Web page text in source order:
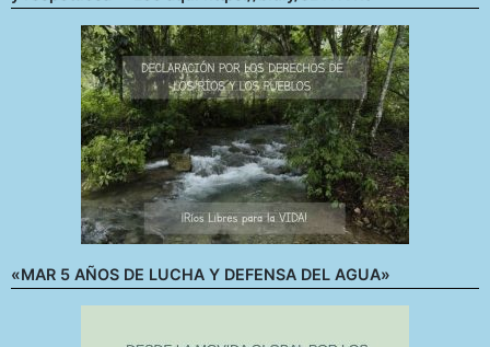
«MAR 5 AÑOS DE LUCHA Y DEFENSA DEL AGUA»